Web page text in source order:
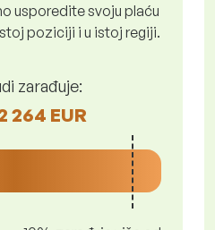
usporedite svoju plaću
poziciji i u istoj regiji.
zarađuje:
264 EUR